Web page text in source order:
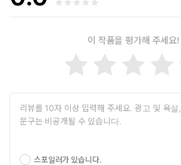
니다. 비례대표제의 다양한 측면을 조명하며,
께 고민하는 기회를 제공합니다.
*생성형 GPT를 활용하여 제작되었습니다.
이 작품을 평가해 주세요!
스포일러가 있습니다.